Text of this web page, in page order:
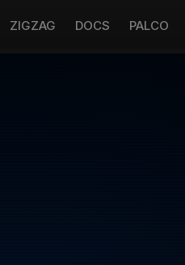
ZIGZAG DOCS PALCO